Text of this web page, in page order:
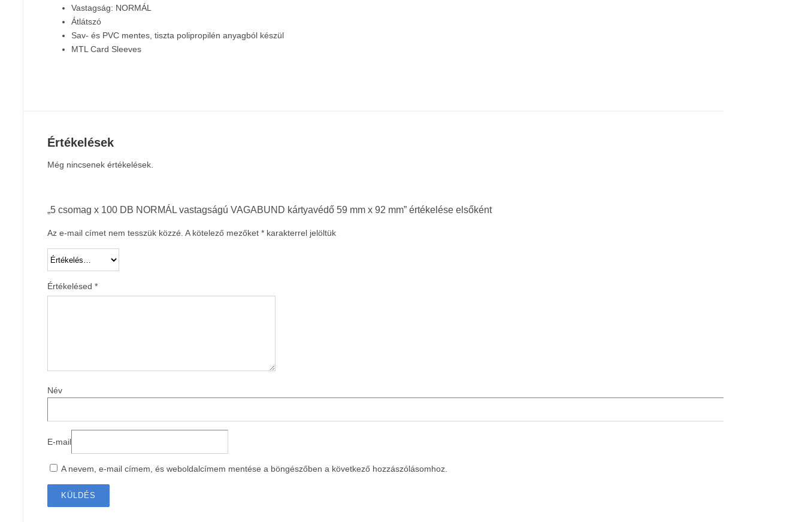
Vastagság: NORMÁL
Átlátszó
Sav- és PVC mentes, tiszta polipropilén anyagból készül
MTL Card Sleeves
Értékelések
Még nincsenek értékelések.
„5 csomag x 100 DB NORMÁL vastagságú VAGABUND kártyavédő 59 mm x 92 mm” értékelése elsőként
Az e-mail címet nem tesszük közzé. A kötelező mezőket * karakterrel jelöltük
Értékelésed *
Név
E-mail
A nevem, e-mail címem, és weboldalcímem mentése a böngészőben a következő hozzászólásomhoz.